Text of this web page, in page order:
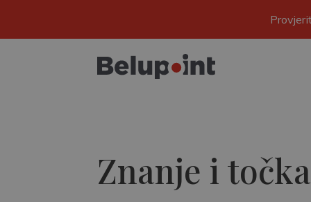
Znanje i točka